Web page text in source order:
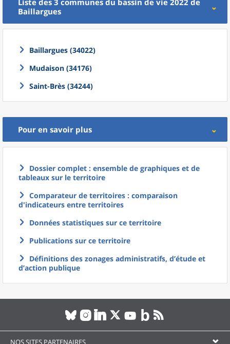
Liste des 3 communes du bassin de vie 2022 de
Baillargues
Baillargues (34022)
Mudaison (34176)
Saint-Brès (34244)
Pour en savoir plus
Dossier complet : ensemble de graphiques et de
tableaux sur le territoire
Comparateur de territoires : comparaison
d'indicateurs entre territoires
Données statistiques sur ce territoire
Publications sur ce territoire
Définitions des zonages administratifs, d’étude et
d’action publique
NOS SITES PARTENAIRES